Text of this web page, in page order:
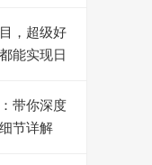
，超级好
能实现日
带你深度
节详解